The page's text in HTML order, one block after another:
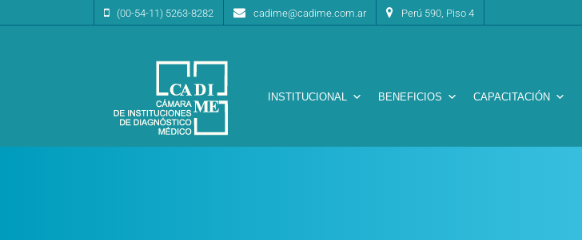
(00-54-11) 5263-8282 cadime@cadime.com.ar Perú 590, Piso 4
INSTITUCIONAL BENEFICIOS CAPACITACIÓN